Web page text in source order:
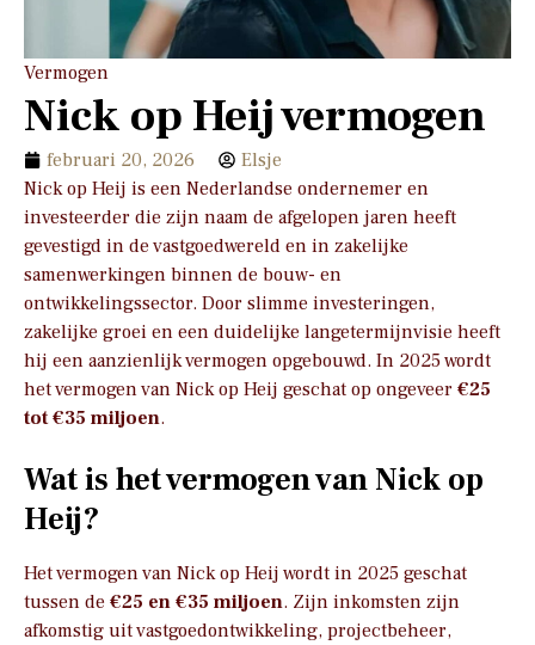
Vermogen
Nick op Heij vermogen
februari 20, 2026
Elsje
Nick op Heij is een Nederlandse ondernemer en
investeerder die zijn naam de afgelopen jaren heeft
gevestigd in de vastgoedwereld en in zakelijke
samenwerkingen binnen de bouw- en
ontwikkelingssector. Door slimme investeringen,
zakelijke groei en een duidelijke langetermijnvisie heeft
hij een aanzienlijk vermogen opgebouwd. In 2025 wordt
het vermogen van Nick op Heij geschat op ongeveer €25
tot €35 miljoen.
Wat is het vermogen van Nick op
Heij?
Het vermogen van Nick op Heij wordt in 2025 geschat
tussen de €25 en €35 miljoen. Zijn inkomsten zijn
afkomstig uit vastgoedontwikkeling, projectbeheer,